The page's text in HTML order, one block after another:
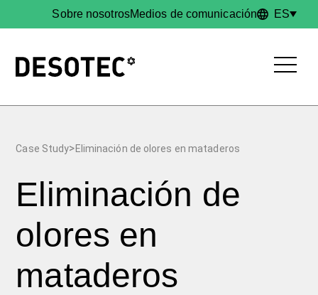
Sobre nosotrosMedios de comunicación ES
breadcrumb.here
Case Study>Eliminación de olores en mataderos
Eliminación de
olores en
mataderos